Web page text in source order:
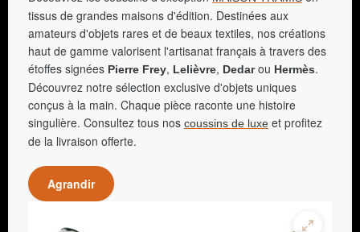
tissus de grandes maisons d'édition. Destinées aux
amateurs d'objets rares et de beaux textiles, nos créations
haut de gamme valorisent l'artisanat français à travers des
étoffes signées Pierre Frey, Lelièvre, Dedarou Hermès.
Découvrez notre sélection exclusive d'objets uniques
conçus à la main. Chaque pièce raconte une histoire
singulière. Consultez tous nos coussins de luxe et profitez
de la livraison offerte.
Agrandir